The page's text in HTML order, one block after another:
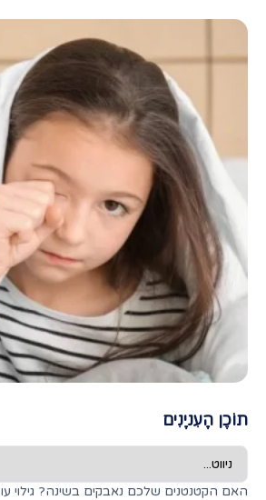
תוֹכֶן הָעִניָנִים
האם הקטנטנים שלכם נאבקים בשינה? גילוי